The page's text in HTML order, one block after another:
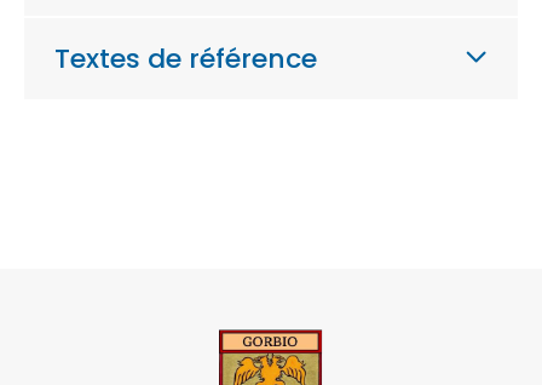
Textes de référence